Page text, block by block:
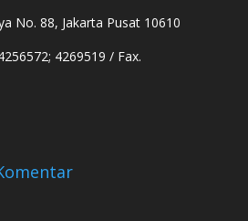
No. 88, Jakarta Pusat 10610
4269519 / Fax.